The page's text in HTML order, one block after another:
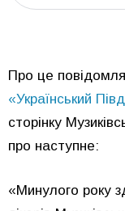
Про це
«Український
сторінку
про наступне:
«Минулого року